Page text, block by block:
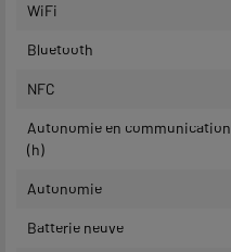
WiFi
Bluetooth
NFC
Autonomie en communication
(h)
Autonomie
Batterie neuve